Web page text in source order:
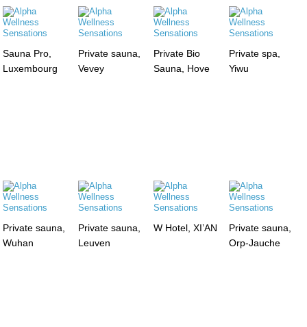
Sauna Pro,
Luxembourg
Private sauna,
Vevey
Private Bio
Sauna, Hove
Private spa,
Yiwu
Private sauna,
Wuhan
Private sauna,
Leuven
W Hotel, XI’AN
Private sauna,
Orp-Jauche